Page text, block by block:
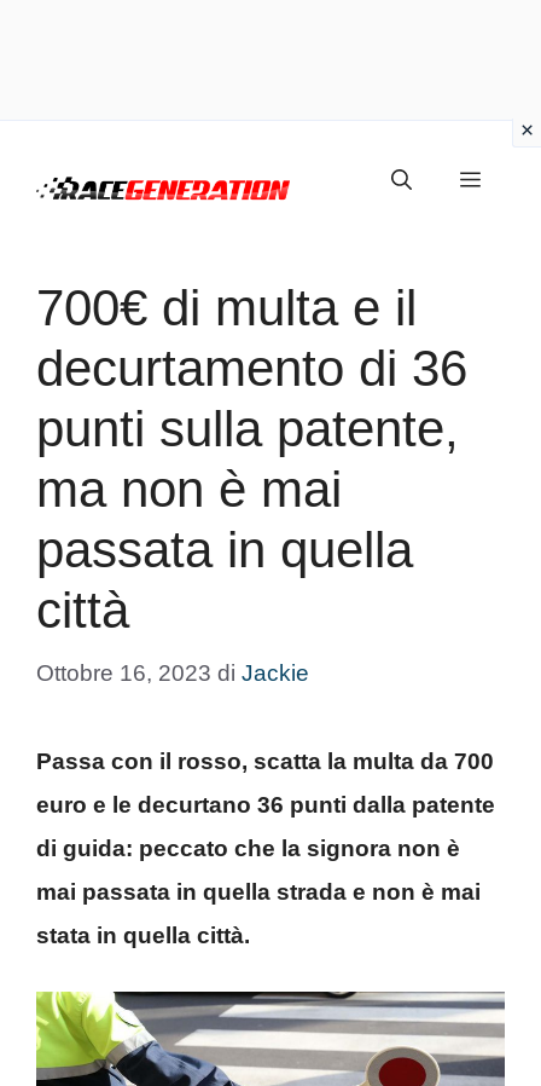
Menu
700€ di multa e il
decurtamento di 36
punti sulla patente,
ma non è mai
passata in quella
città
Ottobre 16, 2023 di Jackie
Passa con il rosso, scatta la multa da 700
euro e le decurtano 36 punti dalla patente
di guida: peccato che la signora non è
mai passata in quella strada e non è mai
stata in quella città.